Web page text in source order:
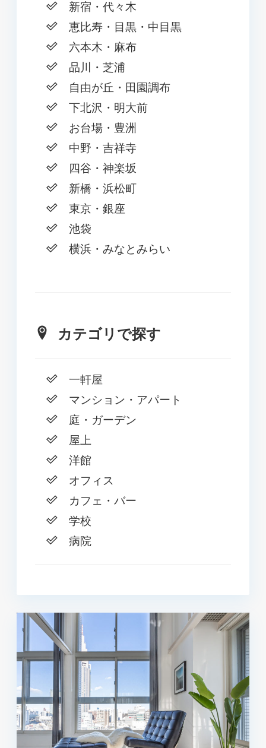
新宿・代々木
恵比寿・目黒・中目黒
六本木・麻布
品川・芝浦
自由が丘・田園調布
下北沢・明大前
お台場・豊洲
中野・吉祥寺
四谷・神楽坂
新橋・浜松町
東京・銀座
池袋
横浜・みなとみらい
カテゴリで探す
一軒屋
マンション・アパート
庭・ガーデン
屋上
洋館
オフィス
カフェ・バー
学校
病院